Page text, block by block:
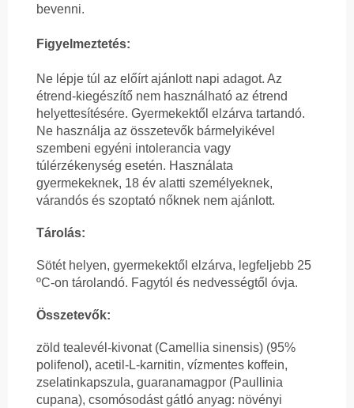
bevenni.
Figyelmeztetés:
Ne lépje túl az előírt ajánlott napi adagot. Az
étrend-kiegészítő nem használható az étrend
helyettesítésére. Gyermekektől elzárva tartandó.
Ne használja az összetevők bármelyikével
szembeni egyéni intolerancia vagy
túlérzékenység esetén. Használata
gyermekeknek, 18 év alatti személyeknek,
várandós és szoptató nőknek nem ajánlott.
Tárolás:
Sötét helyen, gyermekektől elzárva, legfeljebb 25
ºC-on tárolandó. Fagytól és nedvességtől óvja.
Összetevők:
zöld tealevél-kivonat (Camellia sinensis) (95%
polifenol), acetil-L-karnitin, vízmentes koffein,
zselatinkapszula, guaranamagpor (Paullinia
cupana), csomósodást gátló anyag: növényi